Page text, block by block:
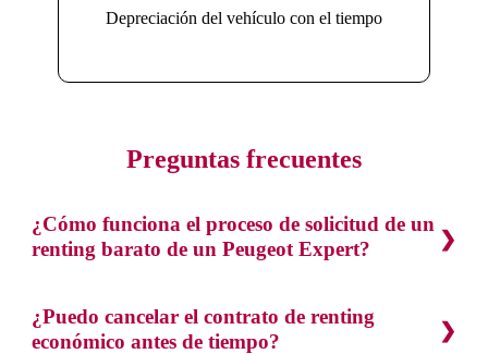
Depreciación del vehículo con el tiempo
Preguntas frecuentes
¿Cómo funciona el proceso de solicitud de un
renting barato de un Peugeot Expert?
¿Puedo cancelar el contrato de renting
económico antes de tiempo?